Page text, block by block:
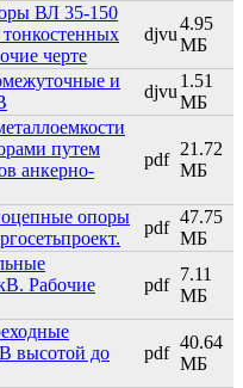
ВЛ 35-150
черте
djvu
4.95
МБ
и
djvu
1.51
МБ
путем
анкерно-
pdf
21.72
МБ
опоры
pdf
47.75
МБ
Рабочие
pdf
7.11
МБ
высотой до
pdf
40.64
МБ